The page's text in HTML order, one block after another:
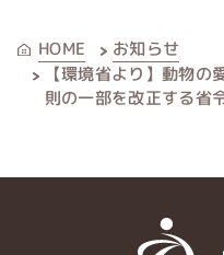
HOME お知らせ
【環境省より】動物
則の一部を改正する省